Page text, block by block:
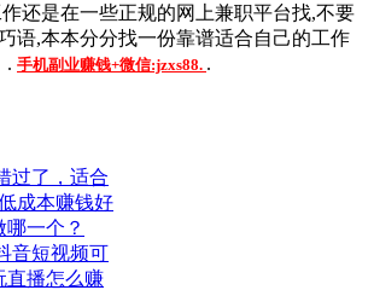
还是在一些正规的网上兼职平台找,不要
语,本本分分找一份靠谱适合自己的工作
. 手机副业赚钱+微信:jzxs88. .
过了，适合
成本赚钱好
一个？
音短视频可
直播怎么赚